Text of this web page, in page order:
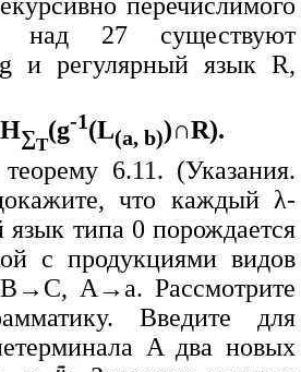
перечислимого
над 27 существуют
и регулярный язык R,
∑T
(g-1(L(a, b))∩R).
6.11. (Указания.
что каждый λ-
язык типа 0 порождается
с продукциями видов
A→a. Рассмотрите
Введите для
A два новых